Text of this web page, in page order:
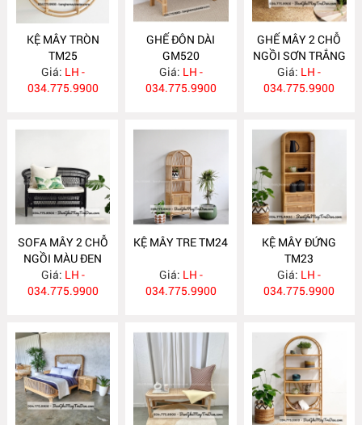
KỆ MÂY TRÒN
TM25
Giá: LH -
034.775.9900
GHẾ ĐÔN DÀI
GM520
Giá: LH -
034.775.9900
GHẾ MÂY 2 CHỖ
NGỒI SƠN TRẮNG
GM519
Giá: LH -
034.775.9900
SOFA MÂY 2 CHỖ
NGỒI MÀU ĐEN
GM518
Giá: LH -
034.775.9900
KỆ MÂY TRE TM24
Giá: LH -
034.775.9900
KỆ MÂY ĐỨNG
TM23
Giá: LH -
034.775.9900